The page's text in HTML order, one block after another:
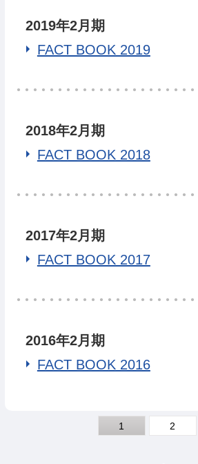
2019年2月期
FACT BOOK 2019
2018年2月期
FACT BOOK 2018
2017年2月期
FACT BOOK 2017
2016年2月期
FACT BOOK 2016
1 2